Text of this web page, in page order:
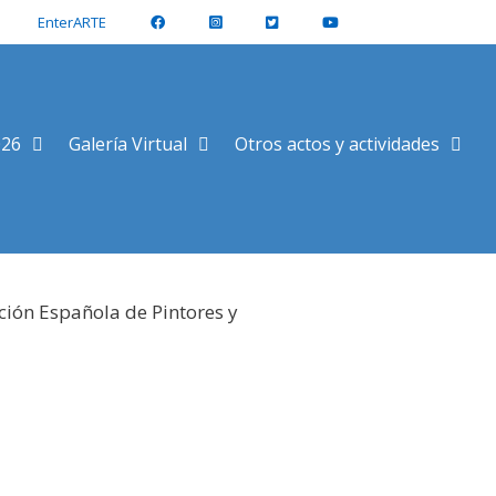
EnterARTE
Galería Virtual Otros actos y actividades
Española de Pintores y